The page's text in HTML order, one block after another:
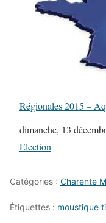
Régionales 2015 –
Date
dimanche, 13
Par rapport à
Election
Catégories : Charente
Étiquettes : moustique